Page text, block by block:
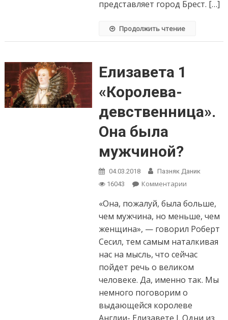
представляет город Брест. […]
Продолжить чтение
Елизавета 1
«Королева-
девственница».
Она была
мужчиной?
04.03.2018
Пазняк Даник
16043
Комментарии
Она была
мужчиной?
«Она, пожалуй, была больше,
чем мужчина, но меньше, чем
женщина», — говорил Роберт
Сесил, тем самым наталкивая
нас на мысль, что сейчас
пойдет речь о великом
человеке. Да, именно так. Мы
немного поговорим о
выдающейся королеве
Англии- Елизавете I. Одни из